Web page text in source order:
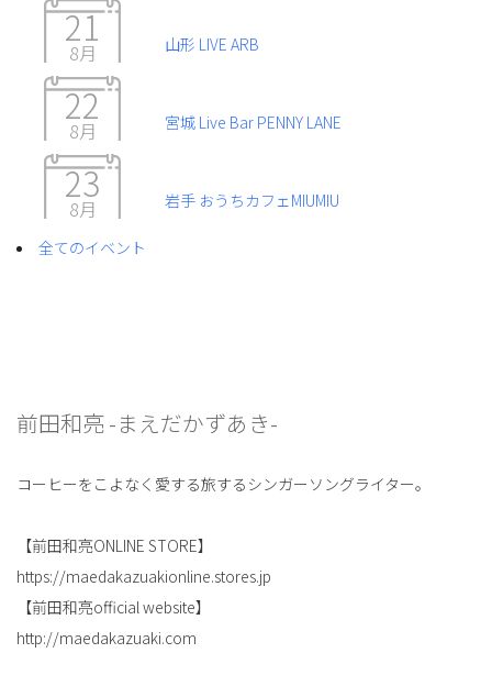
21
8月 山形 LIVE ARB
22
8月 宮城 Live Bar PENNY LANE
23
8月 岩手 おうちカフェMIUMIU
全てのイベント
前田和亮 -まえだかずあき-
コーヒーをこよなく愛する旅するシンガーソングライター。
【前田和亮ONLINE STORE】
https://maedakazuakionline.stores.jp
【前田和亮official website】
http://maedakazuaki.com